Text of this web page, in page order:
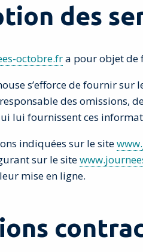
des
octobre.fra pour objet de
s’efforce de fournir sur
des omissions,
lui fournissent ces
indiquées sur le site
sur le site
mise en ligne.